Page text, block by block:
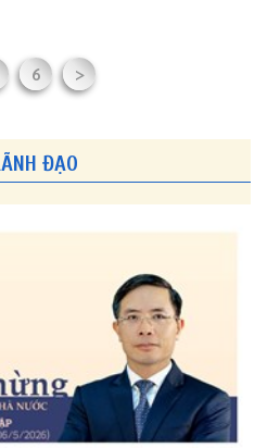
6 >
ĐẠO